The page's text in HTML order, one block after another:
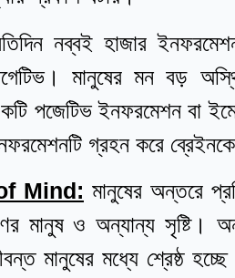
নব্বই হাজার
মানুষের মন বড়
পজেটিভ ইনফরমেশন বা
গ্রহন করে ব্রেইনকে
Mind: মানুষের অন্তরে
মানুষ ও অন্যান্য সৃষ্টি।
মানুষের মধ্যে শ্রেষ্ঠ